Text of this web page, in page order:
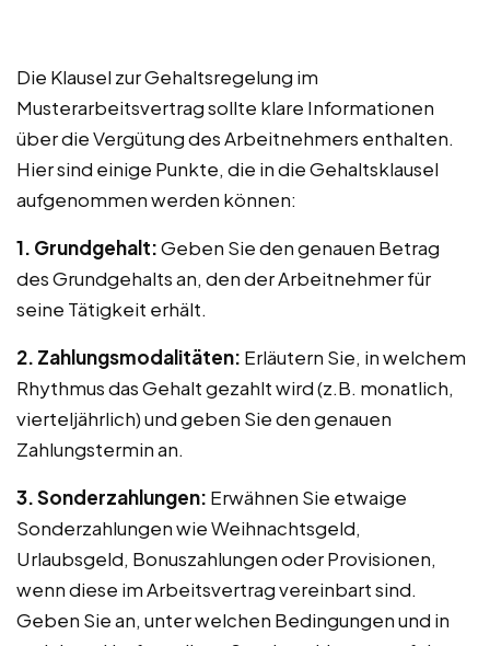
Die Klausel zur Gehaltsregelung im
Musterarbeitsvertrag sollte klare Informationen
über die Vergütung des Arbeitnehmers enthalten.
Hier sind einige Punkte, die in die Gehaltsklausel
aufgenommen werden können:
1. Grundgehalt:Geben Sie den genauen Betrag
des Grundgehalts an, den der Arbeitnehmer für
seine Tätigkeit erhält.
2. Zahlungsmodalitäten: Erläutern Sie, in welchem
Rhythmus das Gehalt gezahlt wird (z.B. monatlich,
vierteljährlich) und geben Sie den genauen
Zahlungstermin an.
3. Sonderzahlungen: Erwähnen Sie etwaige
Sonderzahlungen wie Weihnachtsgeld,
Urlaubsgeld, Bonuszahlungen oder Provisionen,
wenn diese im Arbeitsvertrag vereinbart sind.
Geben Sie an, unter welchen Bedingungen und in